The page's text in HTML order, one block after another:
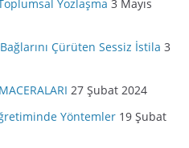
Yozlaşma 3 Mayıs
Çürüten Sessiz İstila 3
27 Şubat 2024
Yöntemler 19 Şubat